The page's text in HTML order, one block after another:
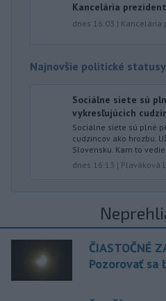
Kancelária
dnes 16:03 | Kancelária
Najnovšie politické statusy
Sociálne siete sú
vykresľujúcich
Sociálne siete sú plné
cudzincov ako hrozbu.
Slovensku. Kam to
dnes 16:13 | Plaváková
ČIASTOČNÉ
Pozorovať sa